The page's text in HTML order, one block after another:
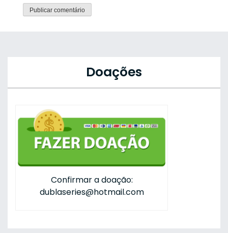
Doações
Confirmar a doação:
dublaseries@hotmail.com